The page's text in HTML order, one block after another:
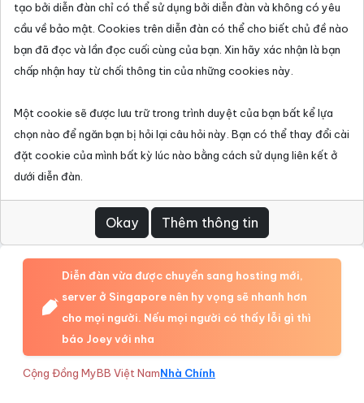
tạo bởi diễn đàn chỉ có thể sử dụng bởi diễn đàn và không có yêu
cầu về bảo mật. Cookies trên diễn đàn có thể cho biết chủ đề nào
bạn đã đọc và lần đọc cuối cùng của bạn. Xin hãy xác nhận là bạn
chấp nhận hay từ chối thông tin của những cookies này.
Một cookie sẽ được lưu trữ trong trình duyệt của bạn bất kể lựa
chọn nào để ngăn bạn bị hỏi lại câu hỏi này. Bạn có thể thay đổi cài
đặt cookie của mình bất kỳ lúc nào bằng cách sử dụng liên kết ở
dưới diễn đàn.
Diễn đàn vừa được chuyển sang hosting mới,
server ở Singapore nên hy vọng sẽ nhanh hơn
cho mọi người. Nếu mọi người có thấy lỗi gì thì
báo Joey với nha
Cộng Đồng MyBB Việt NamNhà Chính